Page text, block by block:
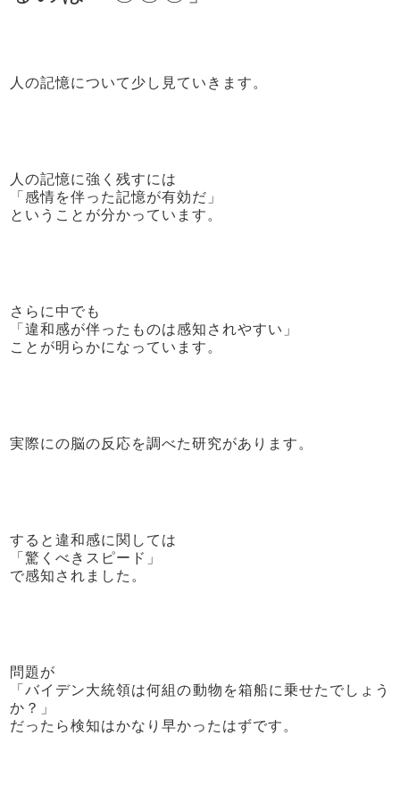
人の記憶について少し見ていきます。
人の記憶に強く残すには
「感情を伴った記憶が有効だ」
ということが分かっています。
さらに中でも
「違和感が伴ったものは感知されやすい」
ことが明らかになっています。
実際にの脳の反応を調べた研究があります。
すると違和感に関しては
「驚くべきスピード」
で感知されました。
問題が
「バイデン大統領は何組の動物を箱船に乗せたでしょう
か？」
だったら検知はかなり早かったはずです。